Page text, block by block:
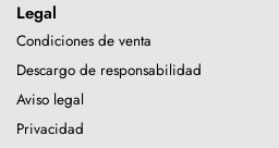
Legal
Condiciones de venta
Descargo de responsabilidad
Aviso legal
Privacidad